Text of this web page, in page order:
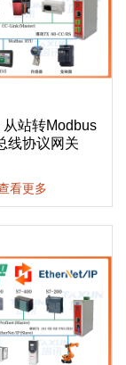
站转Modbus
线协议网关
看更多